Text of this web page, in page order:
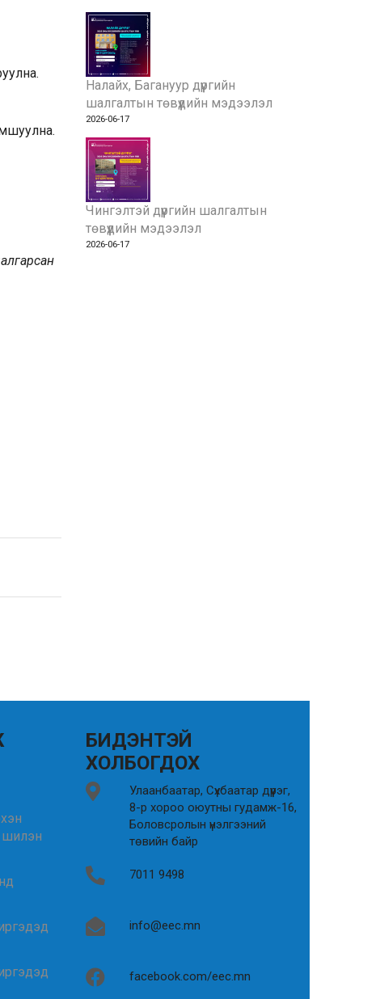
Налайх, Багануур дүүргийн
шалгалтын төвүүдийн мэдээлэл
2026-06-17
Чингэлтэй дүүргийн шалгалтын
төвүүдийн мэдээлэл
2026-06-17
шилэн
БИДЭНТЭЙ
ХОЛБОГДОХ
Улаанбаатар, Сүхбаатар дүүрэг,
8-р хороо оюутны гудамж-16,
Боловсролын үнэлгээний
төвийн байр
7011 9498
info@eec.mn
facebook.com/eec.mn